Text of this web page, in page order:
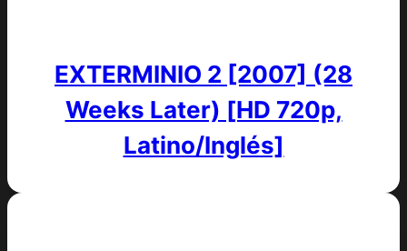
EXTERMINIO 2 [2007] (28
Weeks Later) [HD 720p,
Latino/Inglés]